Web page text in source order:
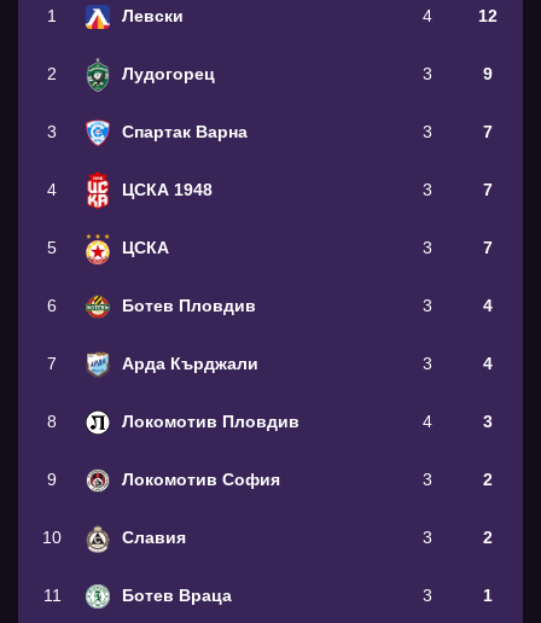
1 Левски 4 12
2 Лудогорец 3 9
3 Спартак Варна 3 7
4 ЦСКА 1948 3 7
5 ЦСКА 3 7
6 Ботев Пловдив 3 4
7 Арда Кърджали 3 4
8 Локомотив Пловдив 4 3
9 Локомотив София 3 2
10 Славия 3 2
11 Ботев Враца 3 1